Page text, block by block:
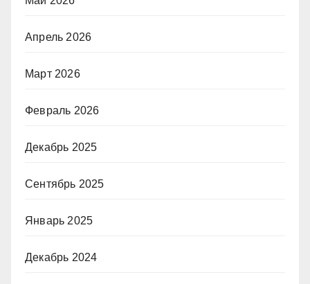
Апрель 2026
Март 2026
Февраль 2026
Декабрь 2025
Сентябрь 2025
Январь 2025
Декабрь 2024